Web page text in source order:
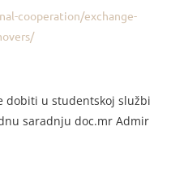
cooperation/exchange-
dobiti u studentskoj službi
saradnju doc.mr Admir